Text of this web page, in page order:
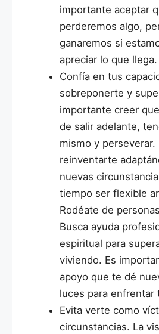
importante aceptar
perderemos algo,
ganaremos si
apreciar lo que llega.
Confía en tus
sobreponerte y
importante creer
de salir adelante,
mismo y perseverar.
reinventarte
nuevas
tiempo ser flexible
Rodéate de
Busca ayuda
espiritual para
viviendo. Es
apoyo que te dé
luces para enfrentar
Evita verte como
circunstancias. La